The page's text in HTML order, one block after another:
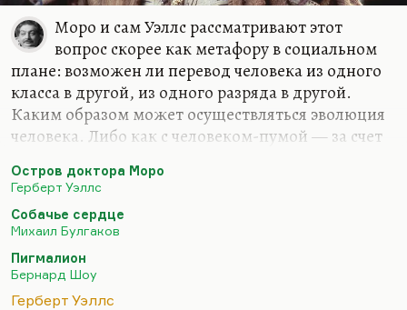
Моро и сам Уэллс рассматривают этот
вопрос скорее как метафору в социальном
плане: возможен ли перевод человека из одного
класса в другой, из одного разряда в другой.
Каким образом может осуществляться эволюция
человека. Либо как с человеком-пумой — за счет
насилия, пыток. Либо за счет закона: дать
животному закон, и оно станет человеком.
Уэллс скорее приходил к выводу о том, что этот
барьер непреодолим. Знаете, как говорил
Шефнер, негативная мудрость — тоже мудрость.
Да, превратить человека в животное можно, хотя
Остров доктора Моро
Герберт Уэллс
Собачье сердце
Михаил Булгаков
Пигмалион
Бернард Шоу
Герберт Уэллс